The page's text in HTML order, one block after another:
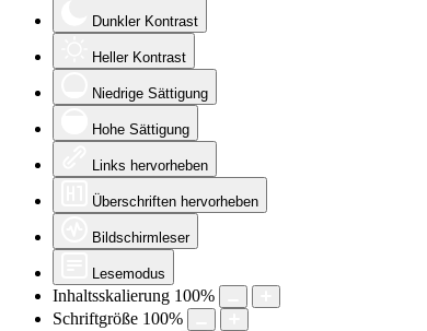
Dunkler Kontrast
Heller Kontrast
Niedrige Sättigung
Hohe Sättigung
Links hervorheben
Überschriften hervorheben
Bildschirmleser
Lesemodus
Inhaltsskalierung 100%
Schriftgröße 100%